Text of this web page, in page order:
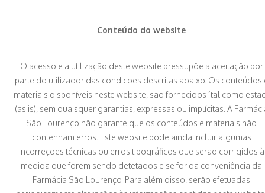
Conteúdo do website
O acesso e a utilização deste website pressupõe a aceitação por
parte do utilizador das condições descritas abaixo. Os conteúdos
materiais disponíveis neste website, são fornecidos ‘tal como
(as is), sem quaisquer garantias, expressas ou implícitas. A
São Lourenço não garante que os conteúdos e materiais não
contenham erros. Este website pode ainda incluir algumas
incorreções técnicas ou erros tipográficos que serão corrigidos à
medida que forem sendo detetados e se for da conveniência da
Farmácia São Lourenço. Para além disso, serão efetuadas